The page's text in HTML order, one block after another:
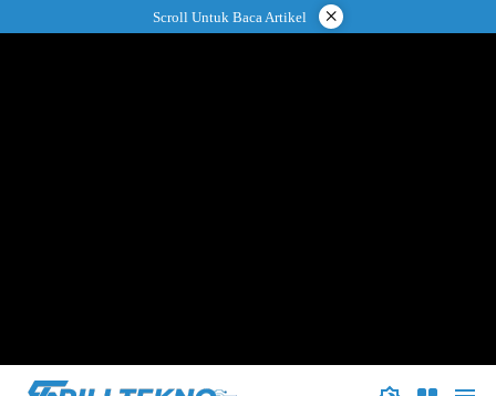
ke
Scroll Untuk Baca Artikel ×